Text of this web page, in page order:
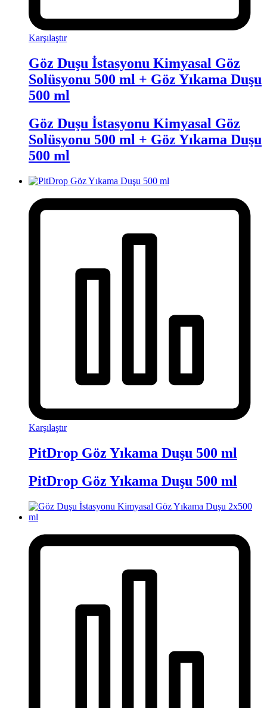
Karşılaştır
Göz Duşu İstasyonu Kimyasal Göz
Solüsyonu 500 ml + Göz Yıkama Duşu
500 ml
Göz Duşu İstasyonu Kimyasal Göz
Solüsyonu 500 ml + Göz Yıkama Duşu
500 ml
Karşılaştır
PitDrop Göz Yıkama Duşu 500 ml
PitDrop Göz Yıkama Duşu 500 ml